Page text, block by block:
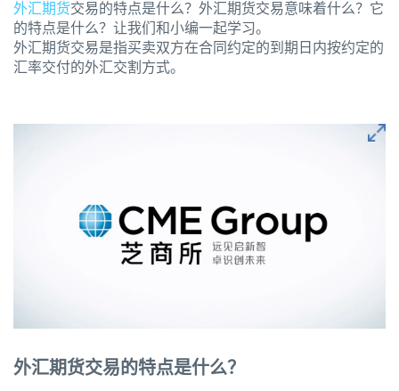
外汇期货交易的特点是什么？外汇期货交易意味着什么？它
的特点是什么？让我们和小编一起学习。
外汇期货交易是指买卖双方在合同约定的到期日内按约定的
汇率交付的外汇交割方式。
外汇期货交易的特点是什么？